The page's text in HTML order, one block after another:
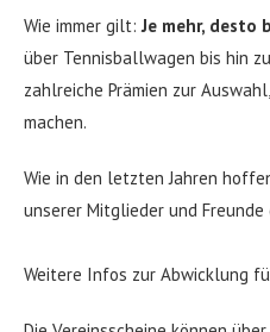
Wie immer gilt:Je mehr, desto
über Tennisballwagen bis hin
zahlreiche Prämien zur
machen.
Wie in den letzten Jahren
unserer Mitglieder und Freunde
Weitere Infos zur Abwicklung